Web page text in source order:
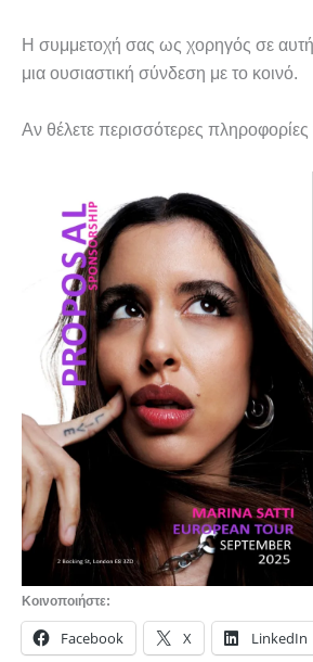
Η συμμετοχή σας ως χορηγός σε
μια ουσιαστική σύνδεση με το κοινό.
Αν θέλετε περισσότερες
Κοινοποιήστε:
Facebook X LinkedIn